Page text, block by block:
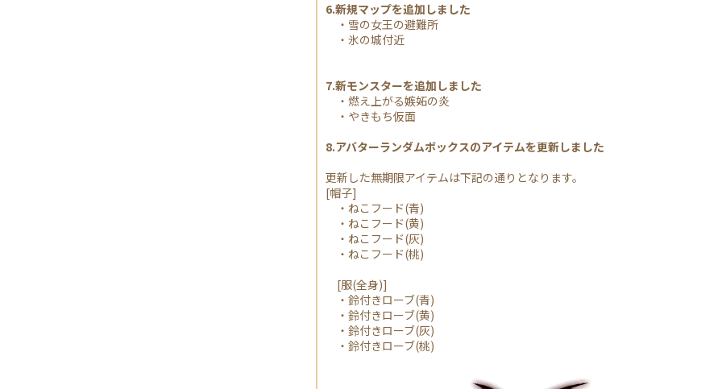
6.新規マップを追加しました
・雪の女王の避難所
・氷の城付近
7.新モンスターを追加しました
・燃え上がる嫉妬の炎
・やきもち仮面
8.アバターランダムボックスのアイテムを更新しました
更新した無期限アイテムは下記の通りとなります。
[帽子]
・ねこフード(青)
・ねこフード(黄)
・ねこフード(灰)
・ねこフード(桃)
[服(全身)]
・鈴付きローブ(青)
・鈴付きローブ(黄)
・鈴付きローブ(灰)
・鈴付きローブ(桃)